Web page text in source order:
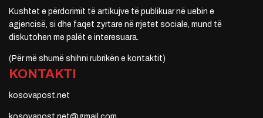
Kushtet e përdorimit të artikujve të publikuar në uebin e
agjencisë, si dhe faqet zyrtare në rrjetet sociale, mund të
diskutohen me palët e interesuara.
(Për më shumë shihni rubrikën e kontaktit)
KONTAKTI
kosovapost.net